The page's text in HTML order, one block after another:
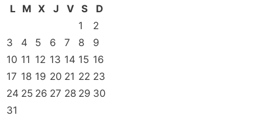
L
M X J V S
D
1
2
3
4 5 6 7 8
9
10 11 12 13 14 15 16
17 18 19 20 21 22 23
24 25 26 27 28 29 30
31